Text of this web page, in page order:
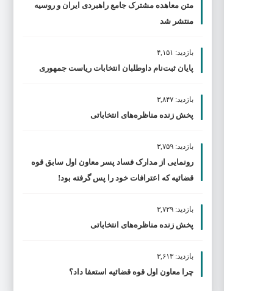
متن معاهده مشترک جامع راهبردی ایران و روسیه
منتشر شد
بازدید: ۴,۱۵۱
پایان ثبت‌نام داوطلبان انتخابات ریاست جمهوری
بازدید: ۳,۸۴۷
پخش زنده مناظره‌های انتخاباتی
بازدید: ۳,۷۵۹
رونمایی از مدارک فساد پسر معاون اول سابق قوه
قضائیه که اعترافات خود را پس گرفته بود!
بازدید: ۳,۷۲۹
پخش زنده مناظره‌های انتخاباتی
بازدید: ۳,۶۱۳
چرا معاون اول قوه قضائیه استعفا داد؟